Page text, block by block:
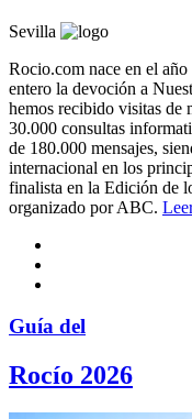
Sevilla
Rocio.com nace en el
entero la devoción a
hemos recibido visitas de
30.000 consultas
de 180.000 mensajes,
internacional en los
finalista en la Edición de
organizado por ABC.
Guía del
Rocío 2026